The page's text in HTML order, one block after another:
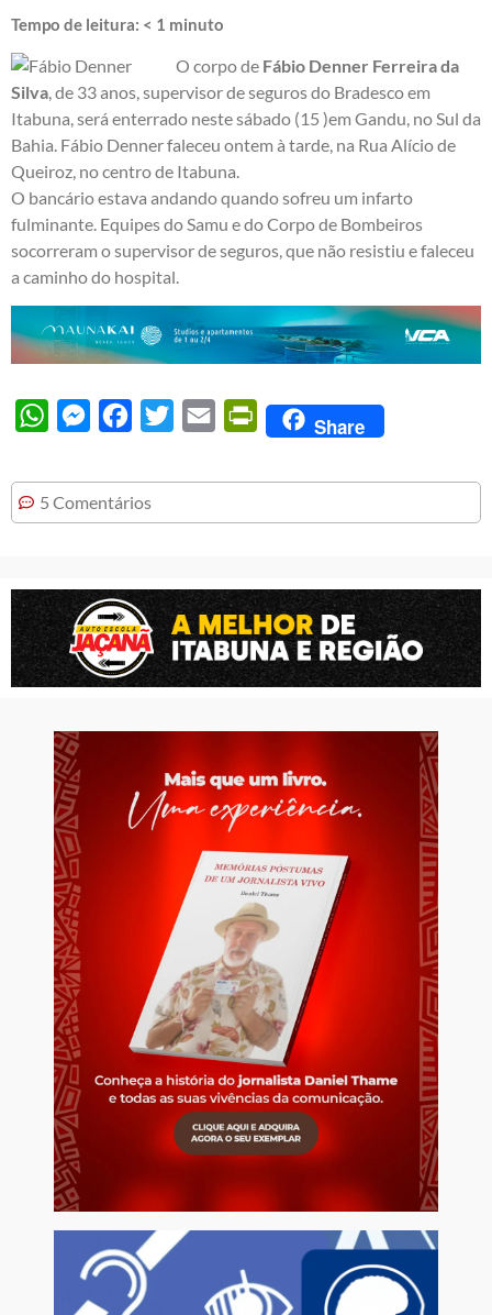
Tempo de leitura: < 1 minuto
O corpo de Fábio Denner Ferreira da
Silva, de 33 anos, supervisor de seguros do Bradesco em
Itabuna, será enterrado neste sábado (15 )em Gandu, no Sul da
Bahia. Fábio Denner faleceu ontem à tarde, na Rua Alício de
Queiroz, no centro de Itabuna.
O bancário estava andando quando sofreu um infarto
fulminante. Equipes do Samu e do Corpo de Bombeiros
socorreram o supervisor de seguros, que não resistiu e faleceu
a caminho do hospital.
WhatsAppMessengerFacebook
Twitter Email PrintFriendly
Share
5 Comentários